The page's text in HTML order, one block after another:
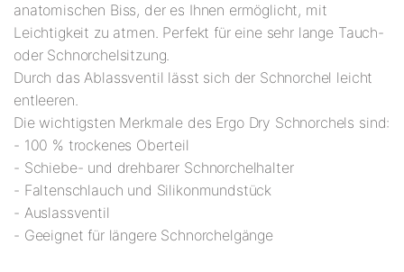
anatomischen Biss, der es Ihnen ermöglicht, mit
Leichtigkeit zu atmen. Perfekt für eine sehr lange Tauch-
oder Schnorchelsitzung.
Durch das Ablassventil lässt sich der Schnorchel leicht
entleeren.
Die wichtigsten Merkmale des Ergo Dry Schnorchels sind:
- 100 % trockenes Oberteil
- Schiebe- und drehbarer Schnorchelhalter
- Faltenschlauch und Silikonmundstück
- Auslassventil
- Geeignet für längere Schnorchelgänge